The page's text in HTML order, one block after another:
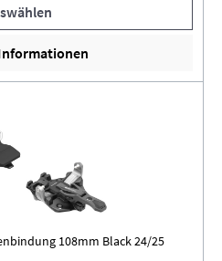
108mm Black 24/25